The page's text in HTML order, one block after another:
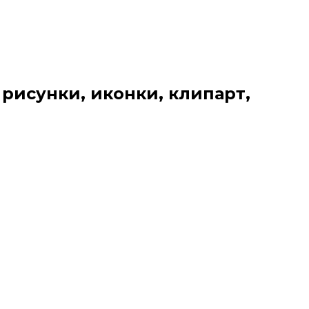
иконки, клипарт,